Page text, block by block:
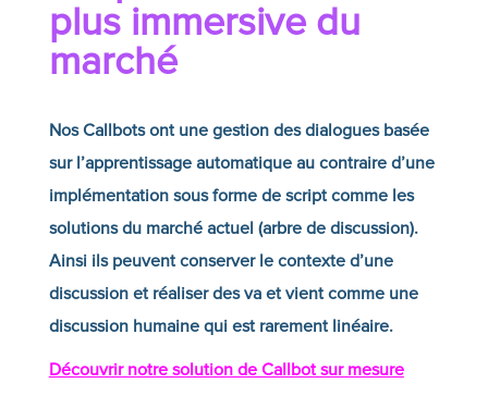
plus immersive du
marché
Nos Callbots ont une gestion des dialogues basée
sur l’apprentissage automatique au contraire d’une
implémentation sous forme de script comme les
solutions du marché actuel (arbre de discussion).
Ainsi ils peuvent conserver le contexte d’une
discussion et réaliser des va et vient comme une
discussion humaine qui est rarement linéaire.
Découvrir notre solution de Callbot sur mesure